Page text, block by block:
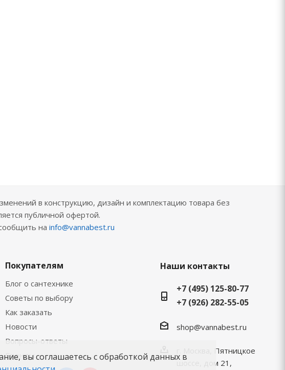
в конструкцию, дизайн и комплектацию товара без
публичной офертой.
на info@vannabest.ru
Покупателям
Блог о сантехнике
Советы по выбору
Как заказать
Новости
Вопросы-ответы
Бренды
Наши контакты
+7 (495) 125-80-77
+7 (926) 282-55-05
shop@vannabest.ru
г. Москва, Пятницкое
шоссе, дом 21,
вы соглашаетесь с обработкой данных в